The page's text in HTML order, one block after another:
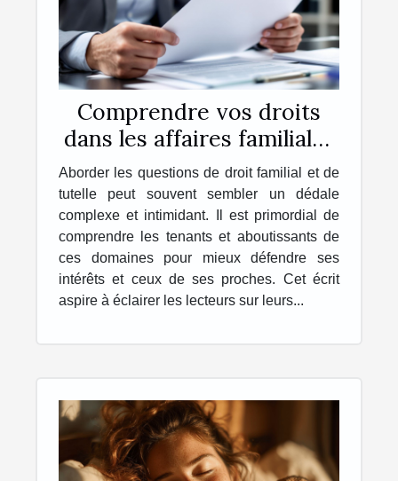
Comprendre vos droits
dans les affaires familiales
et de dépendance
Aborder les questions de droit familial et de
tutelle peut souvent sembler un dédale
complexe et intimidant. Il est primordial de
comprendre les tenants et aboutissants de
ces domaines pour mieux défendre ses
intérêts et ceux de ses proches. Cet écrit
aspire à éclairer les lecteurs sur leurs...